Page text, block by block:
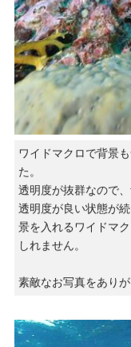
ワイドマクロで背景
た。
透明度が抜群なので
透明度が良い状態が
景を入れるワイドマ
しれません。
素敵なお写真をあり